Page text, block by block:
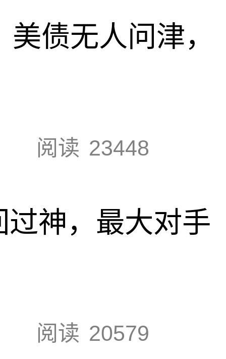
债无人问津，
阅读 23448
神，最大对手
阅读 20579